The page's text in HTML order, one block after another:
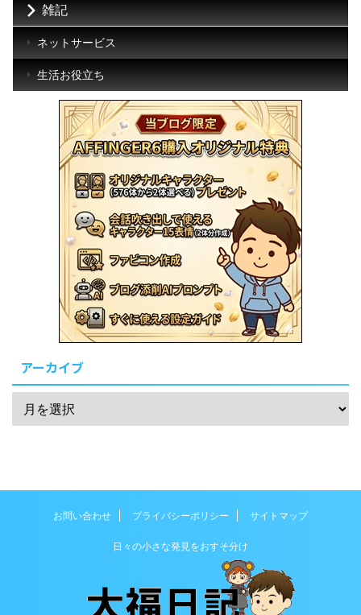
雑記
ネットサービス
生活お役立ち
アーカイブ
お問い合わせ プライバシーポリシー サイトマップ
日々の小さな発見をおすそ分け